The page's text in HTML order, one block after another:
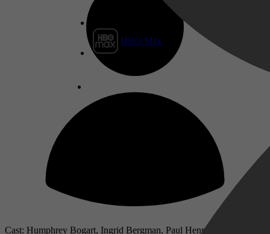
HBO Max
Cast: Humphrey Bogart, Ingrid Bergman, Paul Henreid